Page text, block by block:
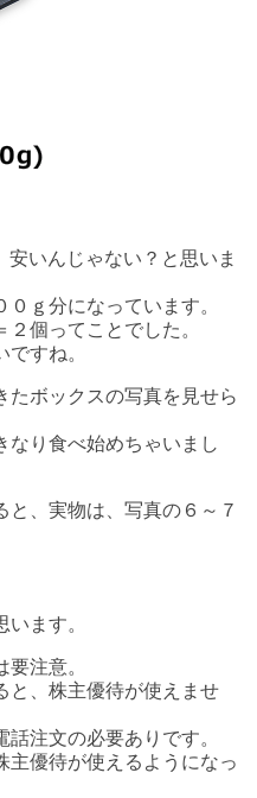
いんじゃない？と思いま
ｇ分になっています。
個ってことでした。
すね。
たボックスの写真を見せら
なり食べ始めちゃいまし
、実物は、写真の６～７
ます。
注意。
と、株主優待が使えませ
注文の必要ありです。
主優待が使えるようになっ